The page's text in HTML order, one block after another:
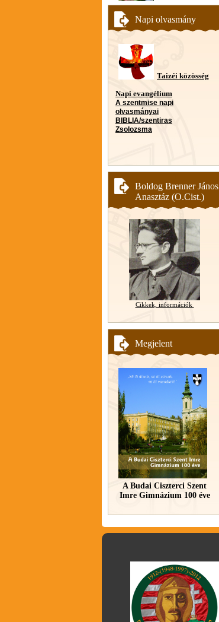
Napi olvasmány
Taizéi közösség
Napi evangélium
A szentmise napi
olvasmányai
BIBLIA/szentiras
Zsolozsma
Boldog Brenner János
Anasztáz (O.Cist.)
Cikkek, információk
Megjelent
A Budai Ciszterci Szent
Imre Gimnázium 100 éve